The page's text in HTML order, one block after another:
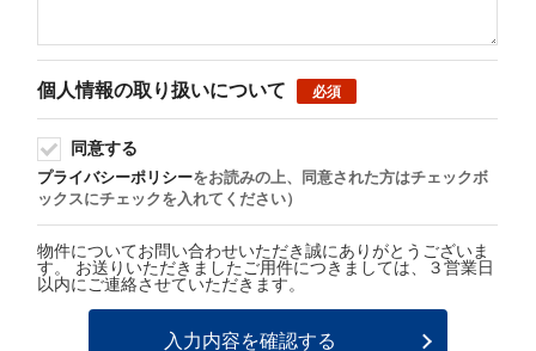
個人情報の取り扱いについて 必須
同意する
プライバシーポリシーをお読みの上、同意された方はチェックボ
ックスにチェックを入れてください）
物件についてお問い合わせいただき誠にありがとうございま
す。 お送りいただきましたご用件につきましては、３営業日
以内にご連絡させていただきます。